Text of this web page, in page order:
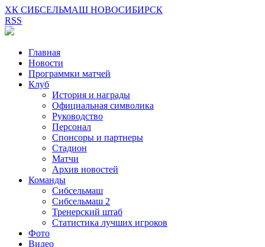
ХК СИБСЕЛЬМАШ НОВОСИБИРСК
RSS
Главная
Новости
Программки матчей
Клуб
История и награды
Официальная символика
Руководство
Персонал
Спонсоры и партнеры
Стадион
Матчи
Архив новостей
Команды
Сибсельмаш
Сибсельмаш 2
Тренерский штаб
Статистика лучших игроков
Фото
Видео